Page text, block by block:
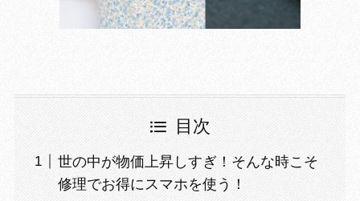
目次
世の中が物価上昇しすぎ！そんな時こそ
修理でお得にスマホを使う！